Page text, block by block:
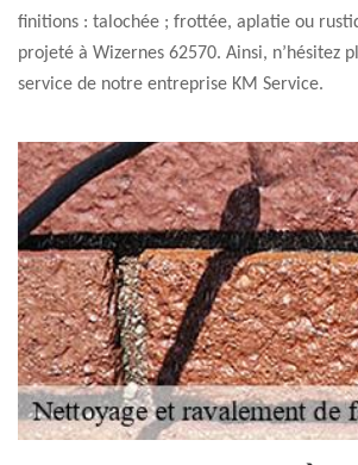
finitions : talochée ; frottée, aplatie ou
projeté à Wizernes 62570. Ainsi, n’hésitez
service de notre entreprise KM Service.